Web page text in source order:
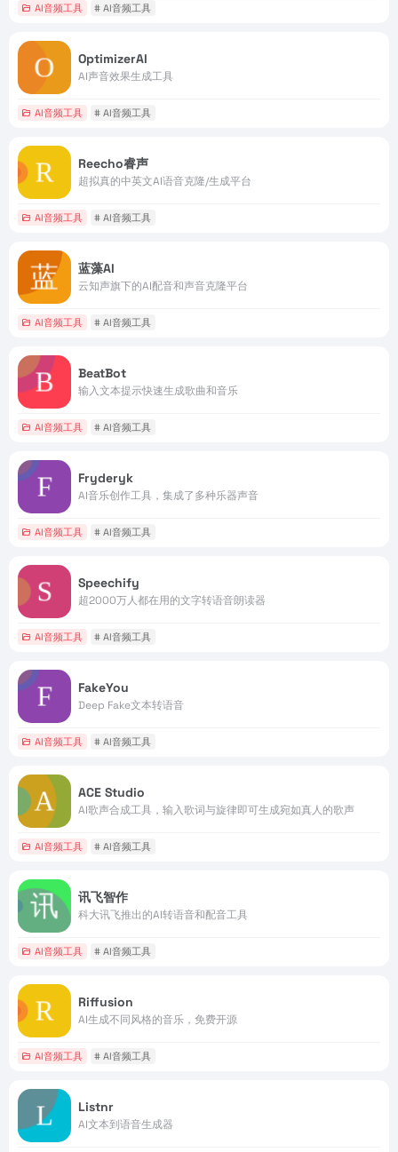
AI音频工具 # AI音频工具
OptimizerAI
AI声音效果生成工具
AI音频工具 # AI音频工具
Reecho睿声
超拟真的中英文AI语音克隆/生成平台
AI音频工具 # AI音频工具
蓝藻AI
云知声旗下的AI配音和声音克隆平台
AI音频工具 # AI音频工具
BeatBot
输入文本提示快速生成歌曲和音乐
AI音频工具 # AI音频工具
Fryderyk
AI音乐创作工具，集成了多种乐器声音
AI音频工具 # AI音频工具
Speechify
超2000万人都在用的文字转语音朗读器
AI音频工具 # AI音频工具
FakeYou
Deep Fake文本转语音
AI音频工具 # AI音频工具
ACE Studio
AI歌声合成工具，输入歌词与旋律即可生成宛如真人的歌声
AI音频工具 # AI音频工具
讯飞智作
科大讯飞推出的AI转语音和配音工具
AI音频工具 # AI音频工具
Riffusion
AI生成不同风格的音乐，免费开源
AI音频工具 # AI音频工具
Listnr
AI文本到语音生成器